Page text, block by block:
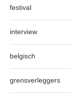
festival
interview
belgisch
grensverleggers